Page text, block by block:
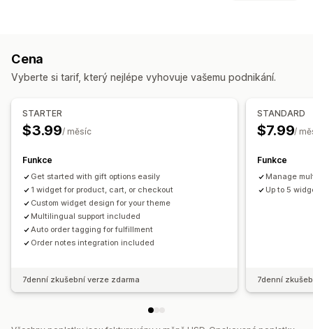
Přizpůsobení
Automatické označování
Datum doručení
Více jazyků
Upselling na stránce produktu
Vlastní CSS Vlastní HTML Více měn Více jazyků
Dárkové balení
Doporučené produkty
Konverzní poměry
Cena
Vyberte si tarif, který nejlépe vyhovuje vašemu podnikání.
STARTER
$3.99/ měsíc
Funkce
Get started with gift options easily
1 widget for product, cart, or checkout
Custom widget design for your theme
Multilingual support included
Auto order tagging for fulfillment
Order notes integration included
7denní zkušební verze zdarma
STANDARD
$7.99/
Funkce
Manage
Up to 5
7denní